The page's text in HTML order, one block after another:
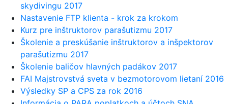
skydivingu 2017
Nastavenie FTP klienta - krok za krokom
Kurz pre inštruktorov parašutizmu 2017
Školenie a preskúšanie inštruktorov a inšpektorov
parašutizmu 2017
Školenie baličov hlavných padákov 2017
FAI Majstrovstvá sveta v bezmotorovom lietaní 2016
Výsledky SP a CPS za rok 2016